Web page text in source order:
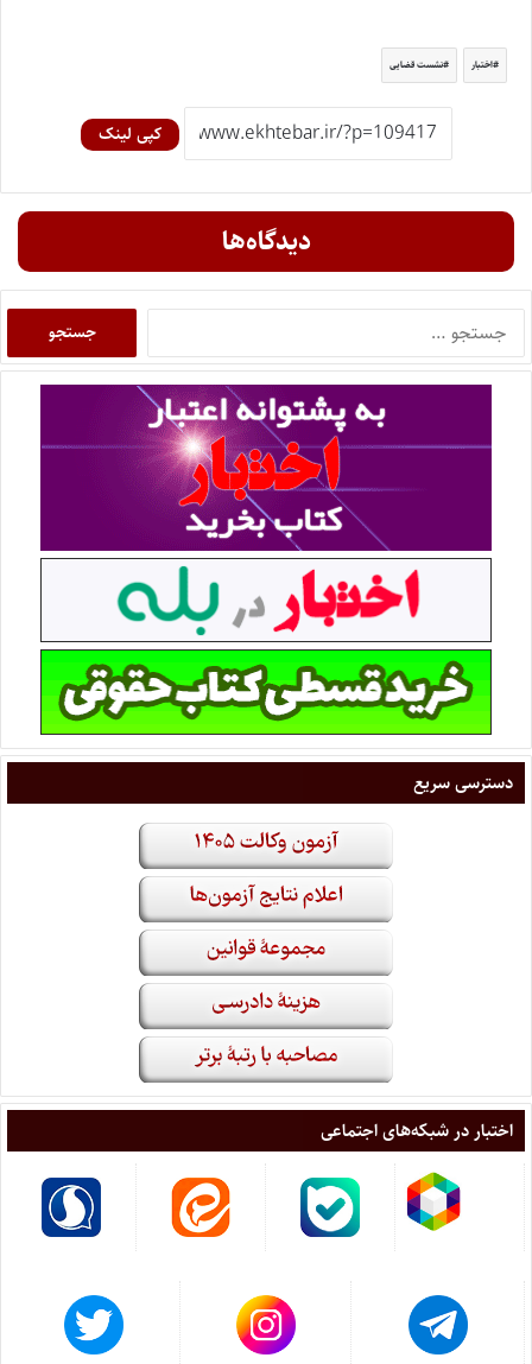
اختبار نشست قضایی
کپی لینک
دیدگاه‌ها
دسترسی سریع
اختبار در شبکه‌های اجتماعی